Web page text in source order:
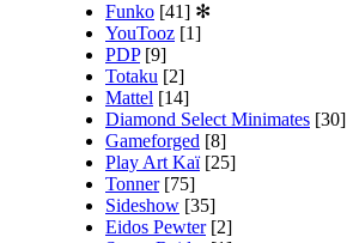
Funko [41] ✻
YouTooz [1]
PDP [9]
Totaku [2]
Mattel [14]
Diamond Select Minimates [30]
Gameforged [8]
Play Art Kaï [25]
Tonner [75]
Sideshow [35]
Eidos Pewter [2]